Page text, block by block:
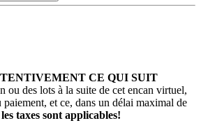
CE QUI SUIT
ou des lots à la suite de cet encan virtuel,
et ce, dans un délai maximal de
taxes sont applicables!